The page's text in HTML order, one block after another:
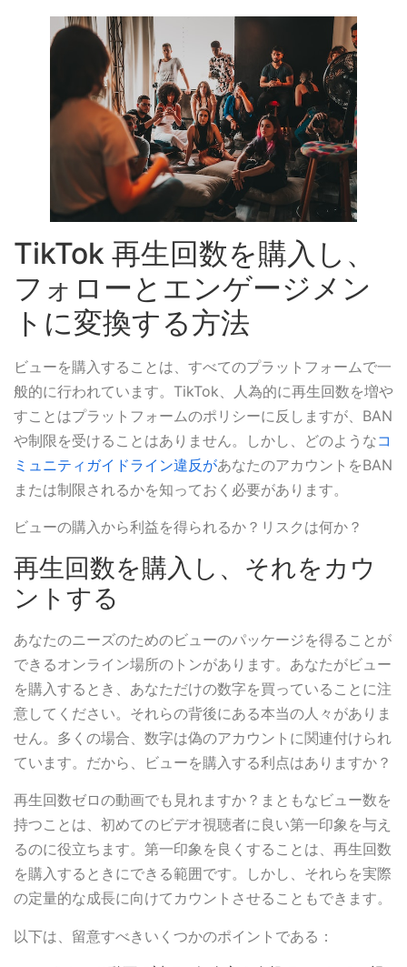
TikTok 再生回数を購入し、
フォローとエンゲージメン
トに変換する方法
ビューを購入することは、すべてのプラットフォームで一
般的に行われています。TikTok、人為的に再生回数を増や
すことはプラットフォームのポリシーに反しますが、BAN
や制限を受けることはありません。しかし、どのようなコ
ミュニティガイドライン違反があなたのアカウントをBAN
または制限されるかを知っておく必要があります。
ビューの購入から利益を得られるか？リスクは何か？
再生回数を購入し、それをカウ
ントする
あなたのニーズのためのビューのパッケージを得ることが
できるオンライン場所のトンがあります。あなたがビュー
を購入するとき、あなただけの数字を買っていることに注
意してください。それらの背後にある本当の人々がありま
せん。多くの場合、数字は偽のアカウントに関連付けられ
ています。だから、ビューを購入する利点はありますか？
再生回数ゼロの動画でも見れますか？まともなビュー数を
持つことは、初めてのビデオ視聴者に良い第一印象を与え
るのに役立ちます。第一印象を良くすることは、再生回数
を購入するときにできる範囲です。しかし、それらを実際
の定量的な成長に向けてカウントさせることもできます。
以下は、留意すべきいくつかのポイントである：